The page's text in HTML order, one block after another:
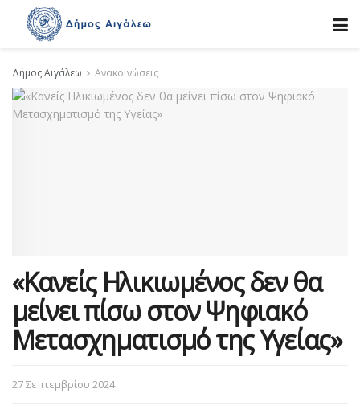
Δήμος Αιγάλεω Ανακοινώσεις
«Κανείς Ηλικιωμένος δεν θα
μείνει πίσω στον Ψηφιακό
Μετασχηματισμό της Υγείας»
27 Σεπτεμβρίου 2024